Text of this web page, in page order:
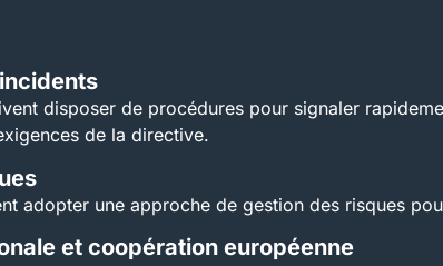
disposer de procédures pour signaler
de la directive.
adopter une approche de gestion des risques
et coopération européenne